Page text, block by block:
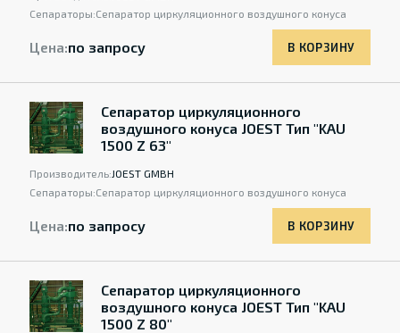
Сепараторы:Сепаратор циркуляционного воздушного конуса
Цена:по запросу В КОРЗИНУ
Сепаратор циркуляционного
воздушного конуса JOEST Тип "KAU
1500 Z 63"
Производитель:JOEST GMBH
Сепараторы:Сепаратор циркуляционного воздушного конуса
Цена:по запросу В КОРЗИНУ
Сепаратор циркуляционного
воздушного конуса JOEST Тип "KAU
1500 Z 80"